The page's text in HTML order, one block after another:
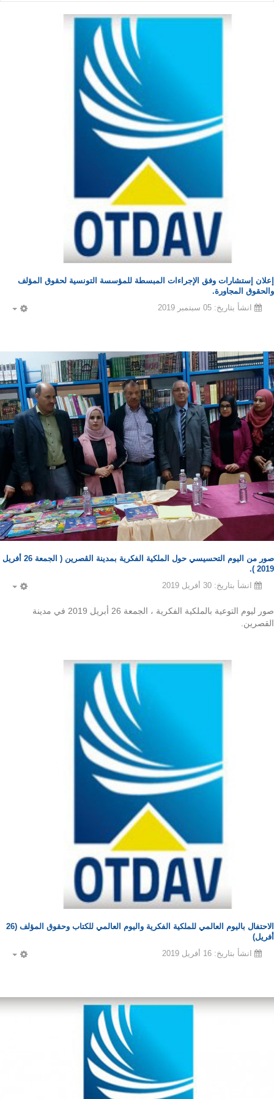
إعلان إستشارات وفق الإجراءات المبسطة للمؤسسة التونسية لحقوق المؤلف
والحقوق المجاورة.
انشأ بتاريخ: 05 سبتمبر 2019
صور من اليوم التحسيسي حول الملكية الفكرية بمدينة الڤصرين ( الجمعة 26 أفريل
2019 ).
انشأ بتاريخ: 30 أفريل 2019
صور ليوم التوعية بالملكية الفكرية ، الجمعة 26 أبريل 2019 في مدينة
القصرين.
الاحتفال باليوم العالمي للملكية الفكرية واليوم العالمي للكتاب وحقوق المؤلف (26
أفريل)
انشأ بتاريخ: 16 أفريل 2019